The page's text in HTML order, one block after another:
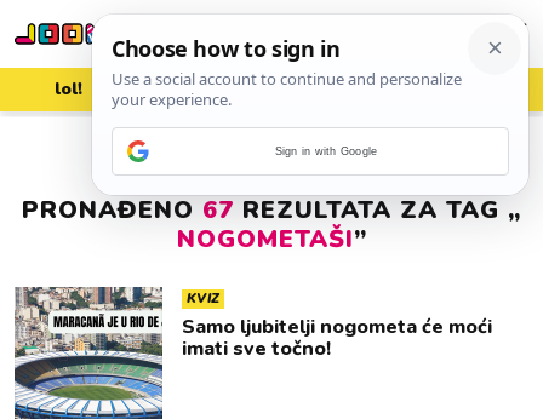
lol! aww vrh! woot?!
PRONAĐENO 67 REZULTATA ZA TAG „
NOGOMETAŠI”
KVIZ
Samo ljubitelji nogometa će moći
imati sve točno!
Sign in with Google